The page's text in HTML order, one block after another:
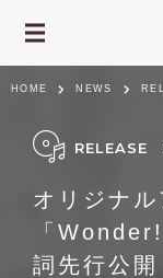
HOME NEWS
RELEASE
オリジナ
「
詞先行公開